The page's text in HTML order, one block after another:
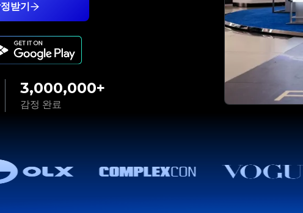
3,000,000+
감정 완료
받기